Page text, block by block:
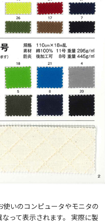
いのコンピュータやモニタの
って表示されます。 実際に製